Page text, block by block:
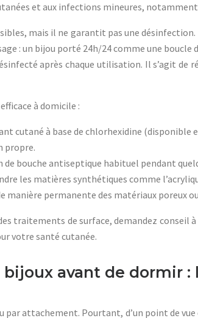
et aux infections mineures,
mais il ne garantit pas une
: un bijou porté 24h/24 comme une
après chaque utilisation. Il s’agit de
à domicile :
cutané à base de chlorhexidine (disponible
propre.
bouche antiseptique habituel pendant
les matières synthétiques comme
permanente des matériaux poreux
traitements de surface, demandez
votre santé cutanée.
avant de dormir :
attachement. Pourtant, d’un point de